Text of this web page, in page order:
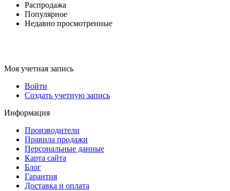
Распродажа
Популярное
Недавно просмотренные
Моя учетная запись
Войти
Создать учетную запись
Информация
Производители
Правила продажи
Персональные данные
Карта сайта
Блог
Гарантия
Доставка и оплата